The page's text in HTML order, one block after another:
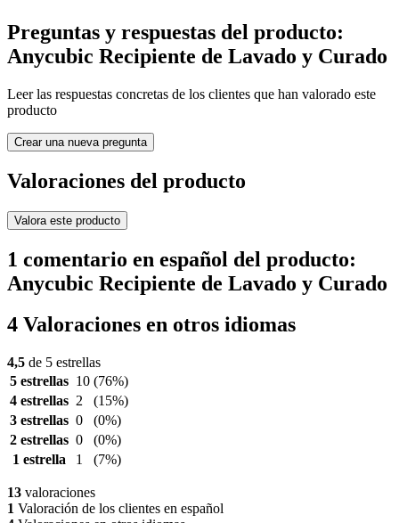
Preguntas y respuestas del producto:
Anycubic Recipiente de Lavado y Curado
Leer las respuestas concretas de los clientes que han valorado este
producto
Crear una nueva pregunta
Valoraciones del producto
Valora este producto
1 comentario en español del producto:
Anycubic Recipiente de Lavado y Curado
4 Valoraciones en otros idiomas
4,5 de 5 estrellas
5 estrellas 10 (76%)
4 estrellas 2
(15%)
3 estrellas 0
(0%)
2 estrellas 0
(0%)
1 estrella
1 (7%)
13 valoraciones
1 Valoración de los clientes en español